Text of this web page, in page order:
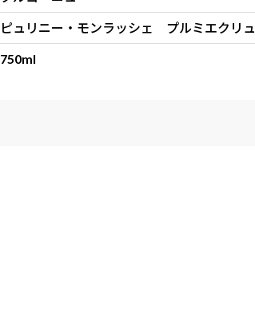
ピュリニー・モンラッシェ プルミエクリュ
750ml